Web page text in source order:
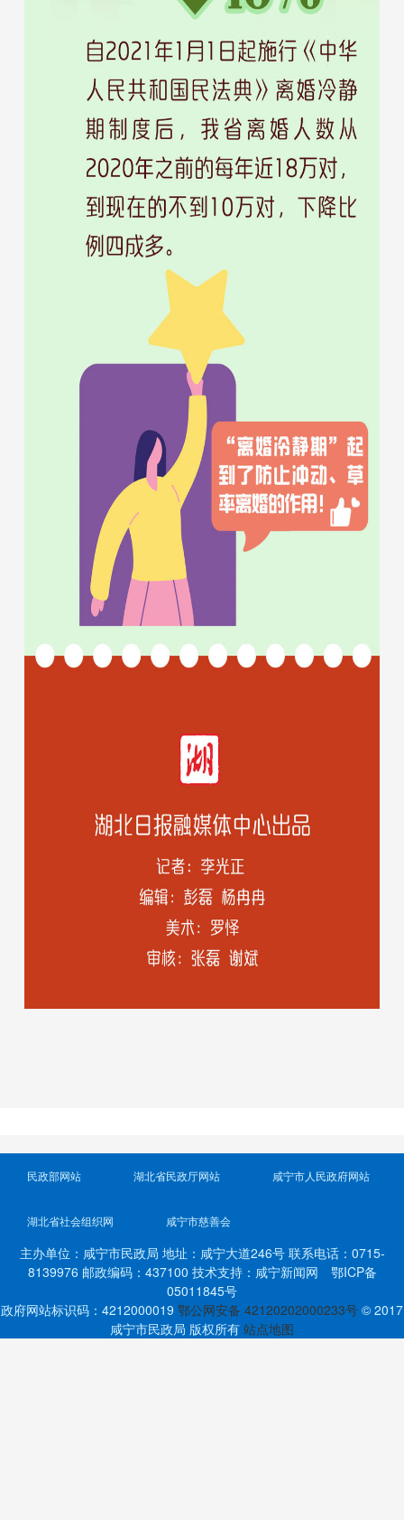
民政部网站 湖北省民政厅网站 咸宁市人民政府网站
湖北省社会组织网 咸宁市慈善会
主办单位：咸宁市民政局 地址：咸宁大道246号 联系电话：0715-
8139976 邮政编码：437100 技术支持：咸宁新闻网 鄂ICP备
05011845号
政府网站标识码：4212000019 鄂公网安备 42120202000233号 © 2017
咸宁市民政局 版权所有 站点地图